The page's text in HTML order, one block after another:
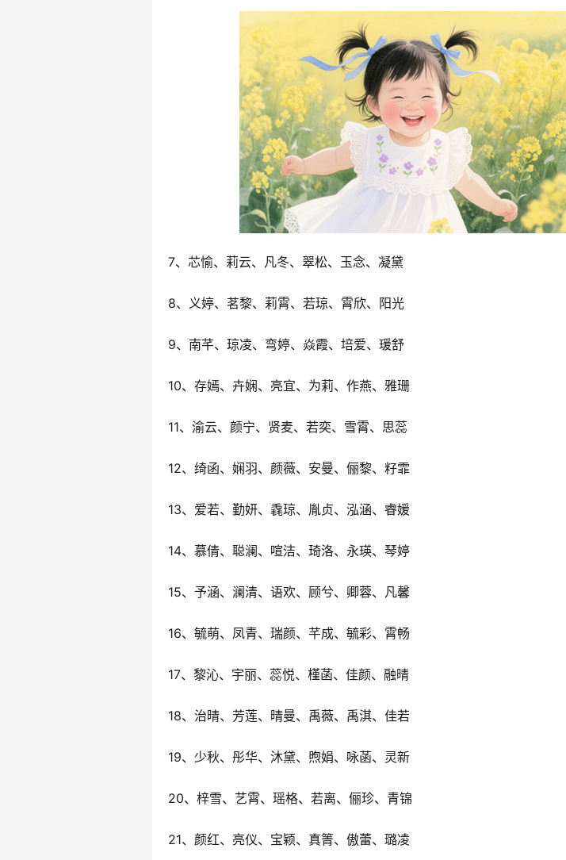
7、芯愉、莉云、凡冬、翠松、玉念、凝黛
8、义婷、茗黎、莉霄、若琼、霄欣、阳光
9、南芊、琼凌、弯婷、焱霞、培爱、瑗舒
10、存嫣、卉娴、亮宜、为莉、作燕、雅珊
11、渝云、颜宁、贤麦、若奕、雪霄、思蕊
12、绮函、娴羽、颜薇、安曼、俪黎、籽霏
13、爱若、勤妍、毳琼、胤贞、泓涵、睿媛
14、慕倩、聪澜、喧洁、琦洛、永瑛、琴婷
15、予涵、澜清、语欢、顾兮、卿蓉、凡馨
16、毓萌、凤青、瑞颜、芊成、毓彩、霄畅
17、黎沁、宇丽、蕊悦、槿菡、佳颜、融晴
18、治晴、芳莲、晴曼、禹薇、禹淇、佳若
19、少秋、彤华、沐黛、煦娟、咏菡、灵新
20、梓雪、艺霄、瑶格、若离、俪珍、青锦
21、颜红、亮仪、宝颖、真箐、傲蕾、璐凌